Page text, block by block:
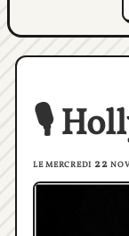
🎙️
le mercredi 22